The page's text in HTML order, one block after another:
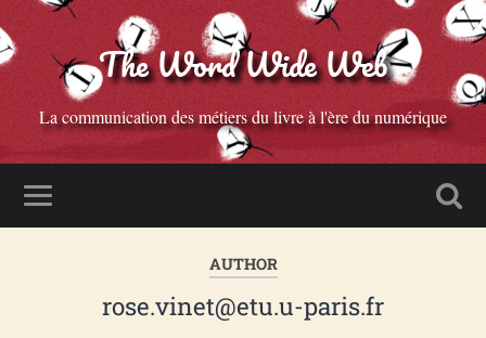
The Word Wide Web
La communication des métiers du livre à l'ère du numérique
AUTHOR
rose.vinet@etu.u-paris.fr